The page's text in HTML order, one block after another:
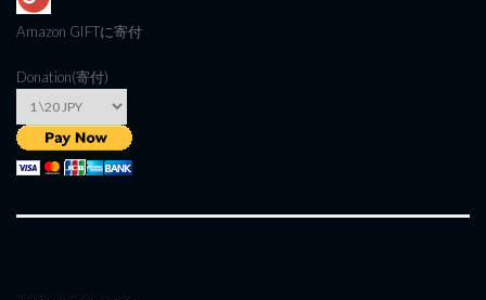
Amazon GIFTに寄付
Donation(寄付)